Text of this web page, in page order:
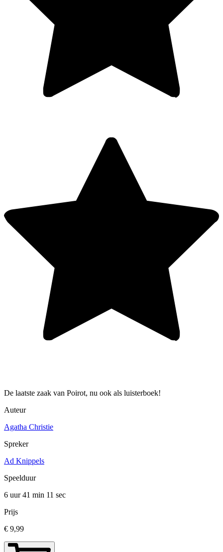
De laatste zaak van Poirot, nu ook als luisterboek!
Auteur
Agatha Christie
Spreker
Ad Knippels
Speelduur
6 uur 41 min 11 sec
Prijs
€ 9,99